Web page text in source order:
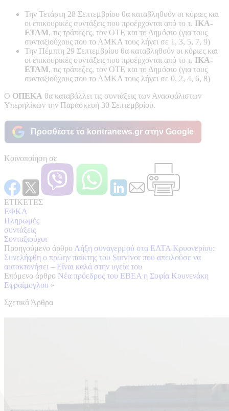
Την Τετάρτη 28 Σεπτεμβρίου θα καταβληθούν οι κύριες και
οι επικουρικές συντάξεις που προέρχονται από το τ. ΙΚΑ-
ΕΤΑΜ, τις τράπεζες, τον ΟΤΕ και το Δημόσιο (για τους
συνταξιούχους που το ΑΜΚΑ τους λήγει σε 1, 3, 5, 7, 9)
Την Πέμπτη 29 Σεπτεμβρίου θα καταβληθούν οι κύριες και
οι επικουρικές συντάξεις που προέρχονται από το τ. ΙΚΑ-
ΕΤΑΜ, τις τράπεζες, τον ΟΤΕ και το Δημόσιο (για τους
συνταξιούχους που το ΑΜΚΑ τους λήγει σε 0, 2, 4, 6, 8)
Ο ΟΠΕΚΑ θα καταβάλλει τις συντάξεις των Ανασφάλιστων
Υπερηλίκων την Παρασκευή 30 Σεπτεμβρίου.
Προσθέστε το kontranews.gr στην Google
Κοινοποίηση σε
ΕΤΙΚΕΤΕΣ
ΕΦΚΑ
Πληρωμές
συντάξεις
Συνταξιούχοι
Προηγούμενο άρθρο Λήξη συναγερμού στα ΕΛΤΑ Κρυονερίου:
Συνελήφθη ο πρώην παίκτης του Survivor που απειλούσε να
αυτοκτονήσει – Είναι καλά στην υγεία του
Επόμενο άρθρο Νέα πρόεδρος του ΕΒΕΑ η Σοφία Κουνενάκη
Εφραίμογλου »
Σχετικά Άρθρα